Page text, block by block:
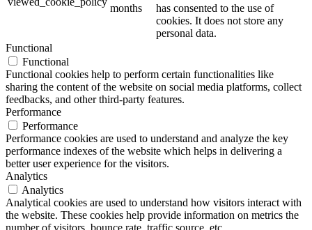
months
has consented to the use of
cookies. It does not store any
personal data.
Functional
Functional
Functional cookies help to perform certain functionalities like
sharing the content of the website on social media platforms, collect
feedbacks, and other third-party features.
Performance
Performance
Performance cookies are used to understand and analyze the key
performance indexes of the website which helps in delivering a
better user experience for the visitors.
Analytics
Analytics
Analytical cookies are used to understand how visitors interact with
the website. These cookies help provide information on metrics the
number of visitors, bounce rate, traffic source, etc.